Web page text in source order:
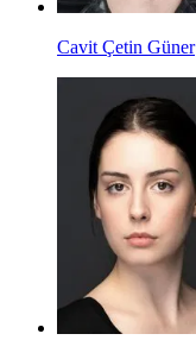
Cavit Çetin Güner